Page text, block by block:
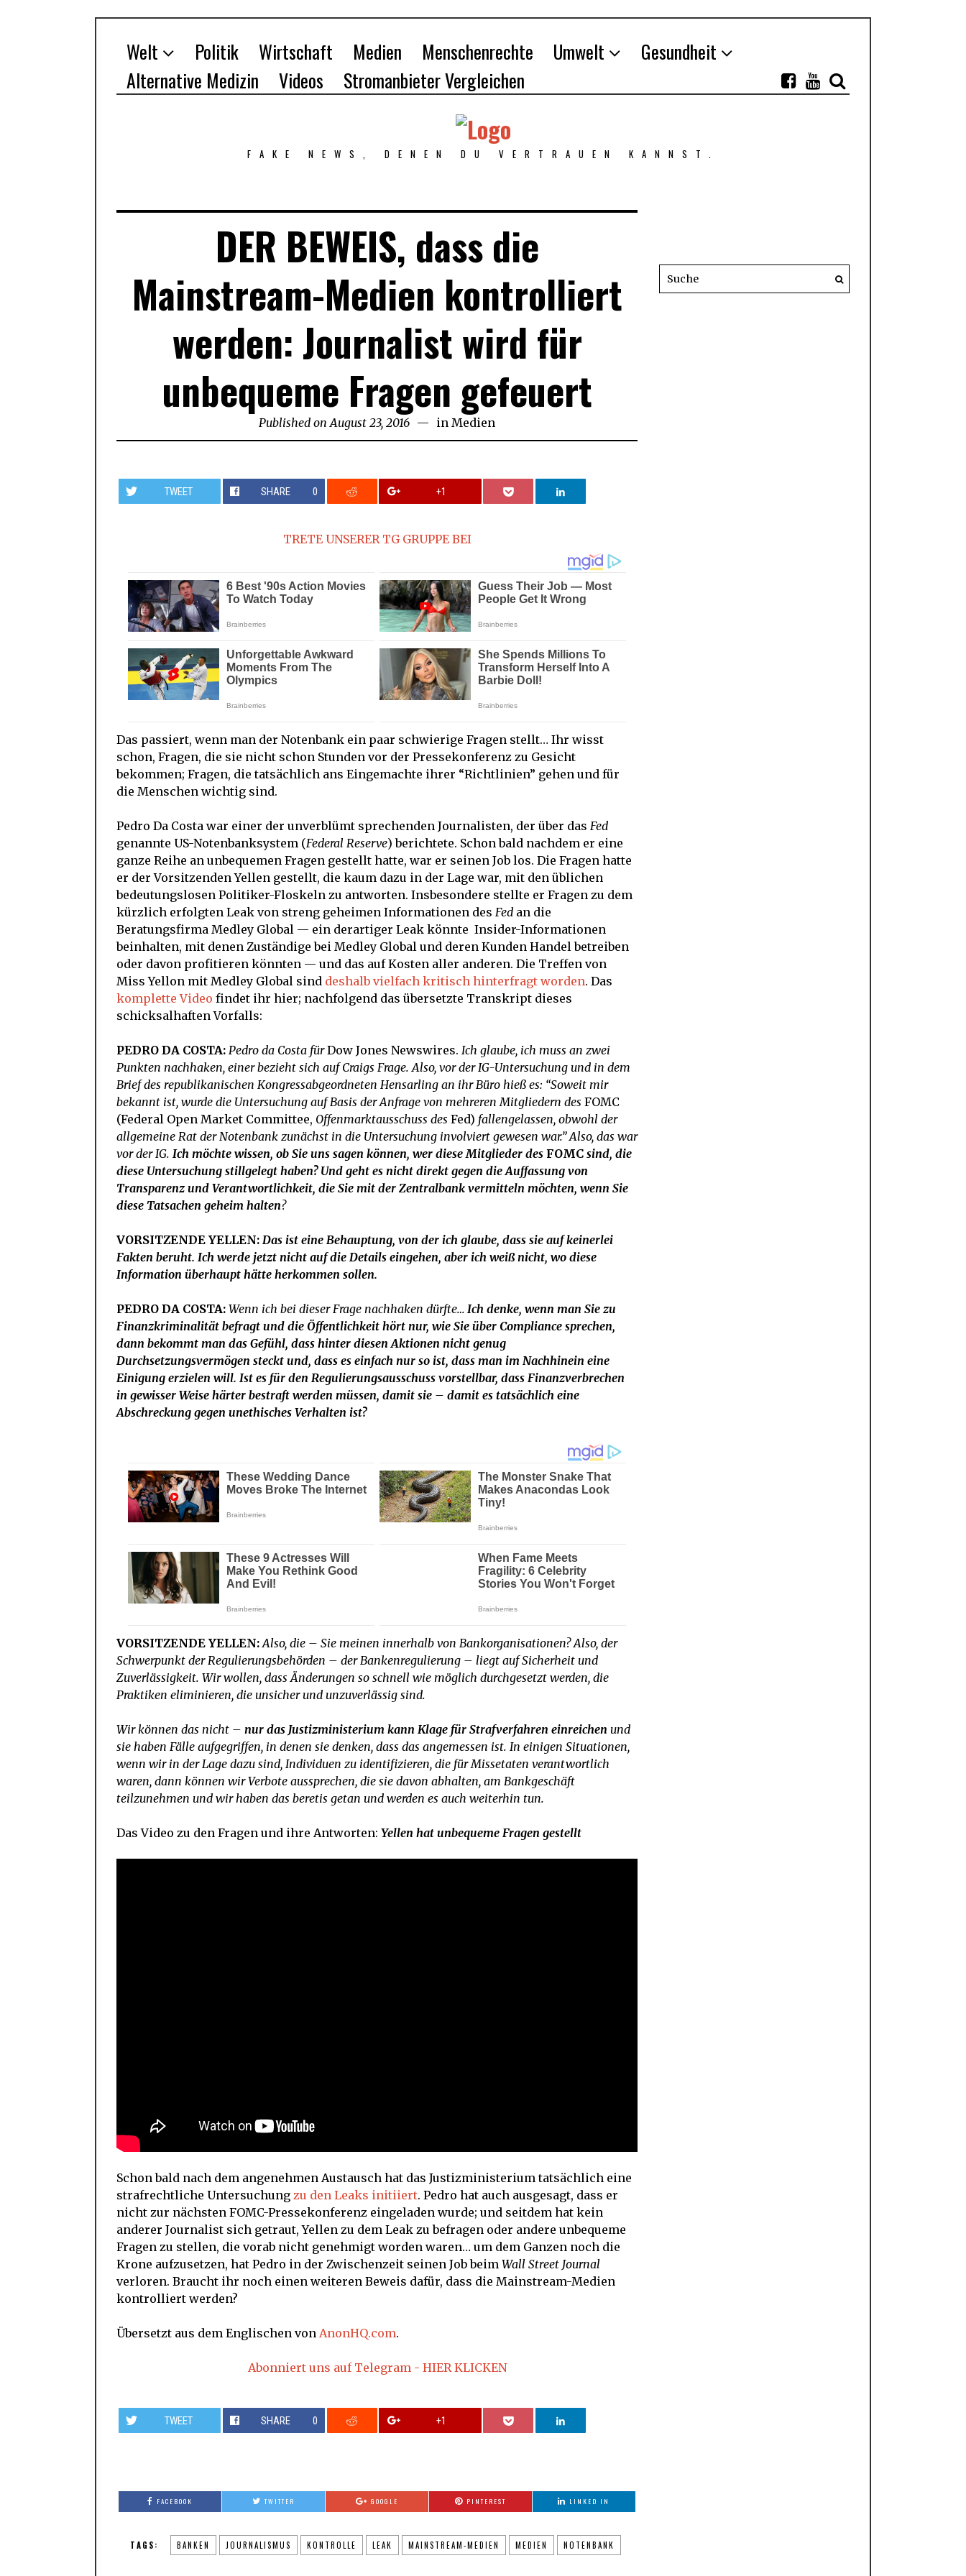
Welt Politik Wirtschaft Medien Menschenrechte Umwelt
Gesundheit
Alternative Medizin
Videos Stromanbieter Vergleichen
FAKE NEWS, DENEN DU VERTRAUEN KANNST.
DER BEWEIS, dass die
Mainstream-Medien kontrolliert
werden: Journalist wird für
unbequeme Fragen gefeuert
Published on August 23, 2016 in Medien
TWEET SHARE 0 +1
TRETE UNSERER TG GRUPPE BEI
Das passiert, wenn man der Notenbank ein paar schwierige Fragen stellt… Ihr wisst
schon, Fragen, die sie nicht schon Stunden vor der Pressekonferenz zu Gesicht
bekommen; Fragen, die tatsächlich ans Eingemachte ihrer “Richtlinien” gehen und für
die Menschen wichtig sind.
Pedro Da Costa war einer der unverblümt sprechenden Journalisten, der über das Fed
genannte US-Notenbanksystem (Federal Reserve) berichtete. Schon bald nachdem er eine
ganze Reihe an unbequemen Fragen gestellt hatte, war er seinen Job los. Die Fragen hatte
er der Vorsitzenden Yellen gestellt, die kaum dazu in der Lage war, mit den üblichen
bedeutungslosen Politiker-Floskeln zu antworten. Insbesondere stellte er Fragen zu dem
kürzlich erfolgten Leak von streng geheimen Informationen des Fed an die
Beratungsfirma Medley Global — ein derartiger Leak könnte Insider-Informationen
beinhalten, mit denen Zuständige bei Medley Global und deren Kunden Handel betreiben
oder davon profitieren könnten — und das auf Kosten aller anderen. Die Treffen von
Miss Yellon mit Medley Global sind deshalb vielfach kritisch hinterfragt worden. Das
komplette Video findet ihr hier; nachfolgend das übersetzte Transkript dieses
schicksalhaften Vorfalls:
PEDRO DA COSTA: Pedro da Costa fürDow Jones Newswires. Ich glaube, ich muss an zwei
Punkten nachhaken, einer bezieht sich auf Craigs Frage. Also, vor der IG-Untersuchung und in dem
Brief des republikanischen Kongressabgeordneten Hensarling an ihr Büro hieß es: “Soweit mir
bekannt ist, wurde die Untersuchung auf Basis der Anfrage von mehreren Mitgliedern des FOMC
(Federal Open Market Committee, Offenmarktausschuss des Fed) fallengelassen, obwohl der
allgemeine Rat der Notenbank zunächst in die Untersuchung involviert gewesen war.” Also, das war
vor der IG. Ich möchte wissen, ob Sie uns sagen können, wer diese Mitglieder des FOMC sind, die
diese Untersuchung stillgelegt haben? Und geht es nicht direkt gegen die Auffassung von
Transparenz und Verantwortlichkeit, die Sie mit der Zentralbank vermitteln möchten, wenn Sie
diese Tatsachen geheim halten?
VORSITZENDE YELLEN: Das ist eine Behauptung, von der ich glaube, dass sie auf keinerlei
Fakten beruht. Ich werde jetzt nicht auf die Details eingehen, aber ich weiß nicht, wo diese
Information überhaupt hätte herkommen sollen.
PEDRO DA COSTA: Wenn ich bei dieser Frage nachhaken dürfte… Ich denke, wenn man Sie zu
Finanzkriminalität befragt und die Öffentlichkeit hört nur, wie Sie über Compliance sprechen,
dann bekommt man das Gefühl, dass hinter diesen Aktionen nicht genug
Durchsetzungsvermögen steckt und, dass es einfach nur so ist, dass man im Nachhinein eine
Einigung erzielen will. Ist es für den Regulierungsausschuss vorstellbar, dass Finanzverbrechen
in gewisser Weise härter bestraft werden müssen, damit sie – damit es tatsächlich eine
Abschreckung gegen unethisches Verhalten ist?
VORSITZENDE YELLEN: Also, die – Sie meinen innerhalb von Bankorganisationen? Also, der
Schwerpunkt der Regulierungsbehörden – der Bankenregulierung – liegt auf Sicherheit und
Zuverlässigkeit. Wir wollen, dass Änderungen so schnell wie möglich durchgesetzt werden, die
Praktiken eliminieren, die unsicher und unzuverlässig sind.
Wir können das nicht – nur das Justizministerium kann Klage für Strafverfahren einreichen und
sie haben Fälle aufgegriffen, in denen sie denken, dass das angemessen ist. In einigen Situationen,
wenn wir in der Lage dazu sind, Individuen zu identifizieren, die für Missetaten verantwortlich
waren, dann können wir Verbote aussprechen, die sie davon abhalten, am Bankgeschäft
teilzunehmen und wir haben das beretis getan und werden es auch weiterhin tun.
Das Video zu den Fragen und ihre Antworten: Yellen hat unbequeme Fragen gestellt
Schon bald nach dem angenehmen Austausch hat das Justizministerium tatsächlich eine
strafrechtliche Untersuchung zu den Leaks initiiert. Pedro hat auch ausgesagt, dass er
nicht zur nächsten FOMC-Pressekonferenz eingeladen wurde; und seitdem hat kein
anderer Journalist sich getraut, Yellen zu dem Leak zu befragen oder andere unbequeme
Fragen zu stellen, die vorab nicht genehmigt worden waren… um dem Ganzen noch die
Krone aufzusetzen, hat Pedro in der Zwischenzeit seinen Job beim Wall Street Journal
verloren. Braucht ihr noch einen weiteren Beweis dafür, dass die Mainstream-Medien
kontrolliert werden?
Übersetzt aus dem Englischen von AnonHQ.com.
Abonniert uns auf Telegram - HIER KLICKEN
TWEET SHARE 0 +1
FACEBOOK TWITTER GOOGLE PINTEREST LINKED IN
TAGS: BANKEN JOURNALISMUS KONTROLLE LEAK MAINSTREAM-MEDIEN MEDIEN NOTENBANK